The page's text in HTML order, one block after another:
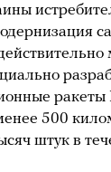
500
штук в